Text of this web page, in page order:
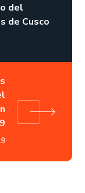
del
de Cusco